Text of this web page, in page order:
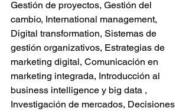
Gestión de proyectos, Gestión del
cambio, International management,
Digital transformation, Sistemas de
gestión organizativos, Estrategias de
marketing digital, Comunicación en
marketing integrada, Introducción al
business intelligence y big data ,
Investigación de mercados, Decisiones